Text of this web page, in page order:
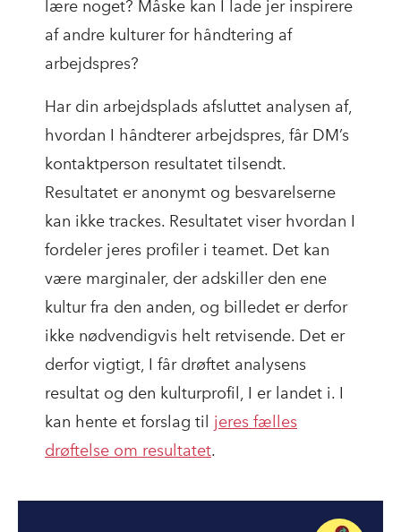
lære noget? Måske kan I lade jer inspirere
af andre kulturer for håndtering af
arbejdspres?
Har din arbejdsplads afsluttet analysen af,
hvordan I håndterer arbejdspres, får DM’s
kontaktperson resultatet tilsendt.
Resultatet er anonymt og besvarelserne
kan ikke trackes. Resultatet viser hvordan I
fordeler jeres profiler i teamet. Det kan
være marginaler, der adskiller den ene
kultur fra den anden, og billedet er derfor
ikke nødvendigvis helt retvisende. Det er
derfor vigtigt, I får drøftet analysens
resultat og den kulturprofil, I er landet i. I
kan hente et forslag til jeres fælles
drøftelse om resultatet.